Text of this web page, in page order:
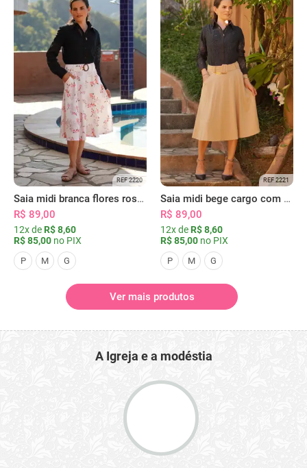
REF 2220
Saia midi branca flores rosas com bolsos
R$ 89,00
12x de R$ 8,60
R$ 85,00 no PIX
P M G
REF 2221
Saia midi bege cargo com bolsos
R$ 89,00
12x de R$ 8,60
R$ 85,00 no PIX
P M G
Ver mais produtos
A Igreja e a modéstia